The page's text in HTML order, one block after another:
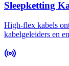
Sleepketting
High-flex kabels
kabelgeleiders en